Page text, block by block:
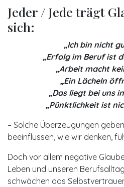
Jeder / Jede trägt
sich:
„Ich bin nicht
„Erfolg im Beruf ist
„Arbeit macht
„Ein Lächeln
„Das liegt bei uns
„Pünktlichkeit ist
– Solche Überzeugungen
beeinflussen, wie wir denken,
Doch vor allem negative
Leben und unseren
schwächen das